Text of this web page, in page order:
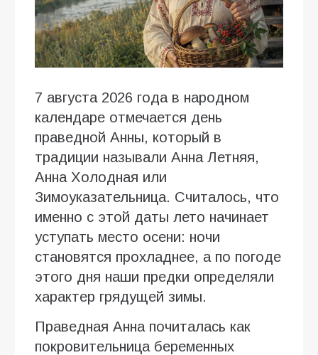
7 августа 2026 года в народном
календаре отмечается день
праведной Анны, который в
традиции называли Анна Летняя,
Анна Холодная или
Зимоуказательница. Считалось, что
именно с этой даты лето начинает
уступать место осени: ночи
становятся прохладнее, а по погоде
этого дня наши предки определяли
характер грядущей зимы.
Праведная Анна почиталась как
покровительница беременных